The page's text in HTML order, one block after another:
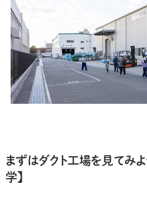
まずはダクト工場を見てみよ
学】